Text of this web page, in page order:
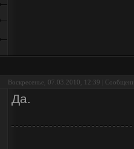
Воскресенье, 07.03.2010, 12:39 |
Да.